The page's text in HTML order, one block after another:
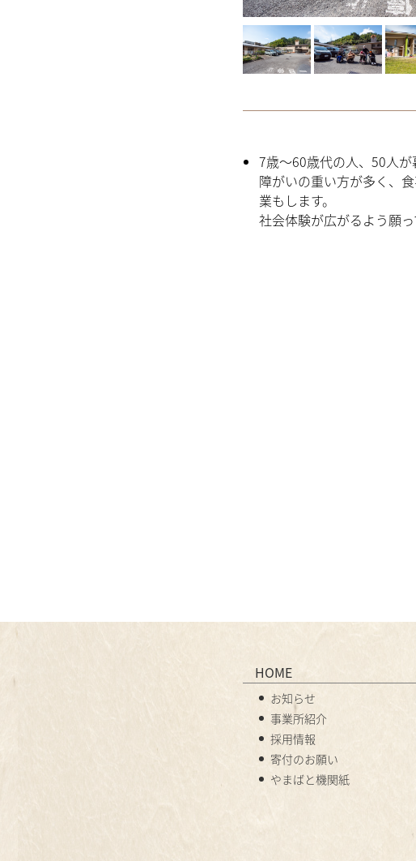
7歳～60歳代の人、50人が
障がいの重い方が多く、
業もします。
社会体験が広がるよう願
HOME
お知らせ
事業所紹介
採用情報
寄付のお願い
やまばと機関紙